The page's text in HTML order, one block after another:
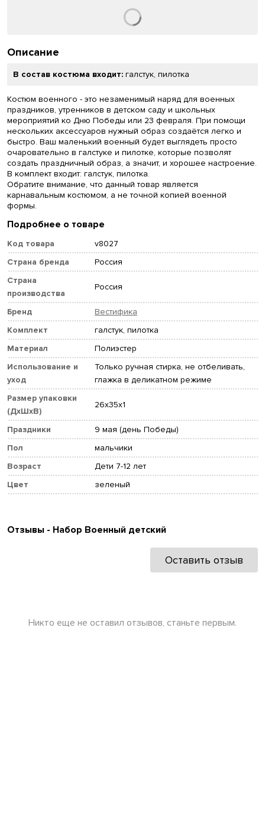
Описание
В состав костюма входит: галстук, пилотка
Костюм военного - это незаменимый наряд для военных
праздников, утренников в детском саду и школьных
мероприятий ко Дню Победы или 23 февраля. При помощи
нескольких аксессуаров нужный образ создаётся легко и
быстро. Ваш маленький военный будет выглядеть просто
очаровательно в галстуке и пилотке, которые позволят
создать праздничный образ, а значит, и хорошее настроение.
В комплект входит: галстук, пилотка.
Обратите внимание, что данный товар является
карнавальным костюмом, а не точной копией военной
формы.
Подробнее о товаре
Код товара
v8027
Страна бренда
Россия
Страна
производства
Россия
Бренд
Вестифика
Комплект
галстук, пилотка
Материал
Полиэстер
Использование и
уход
Только ручная стирка, не отбеливать,
глажка в деликатном режиме
Размер упаковки
(ДхШхВ)
26x35x1
Праздники
9 мая (день Победы)
Пол
мальчики
Возраст
Дети 7-12 лет
Цвет
зеленый
Отзывы - Набор Военный детский
Оставить отзыв
Никто еще не оставил отзывов, станьте первым.